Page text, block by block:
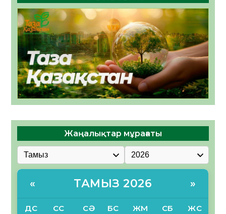
Жаңалықтар мұрағаты
« ТАМЫЗ 2026 »
ДС СС СӘ БС ЖМ СБ ЖС